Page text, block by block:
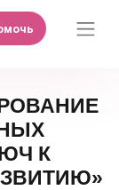
К